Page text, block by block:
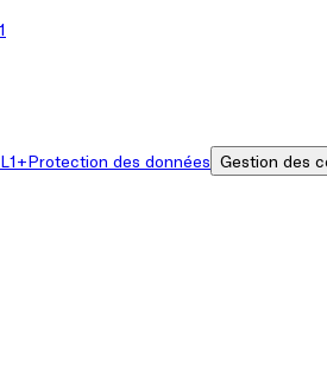
Protection des données Gestion des